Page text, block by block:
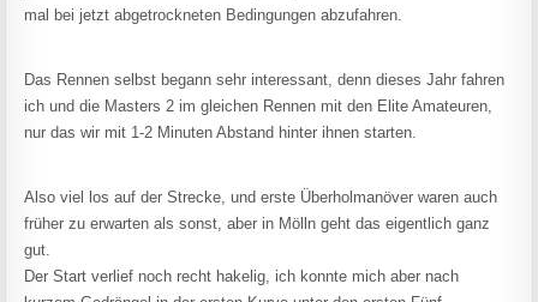
mal bei jetzt abgetrockneten Bedingungen abzufahren.
Das Rennen selbst begann sehr interessant, denn dieses Jahr fahren
ich und die Masters 2 im gleichen Rennen mit den Elite Amateuren,
nur das wir mit 1-2 Minuten Abstand hinter ihnen starten.
Also viel los auf der Strecke, und erste Überholmanöver waren auch
früher zu erwarten als sonst, aber in Mölln geht das eigentlich ganz
gut.
Der Start verlief noch recht hakelig, ich konnte mich aber nach